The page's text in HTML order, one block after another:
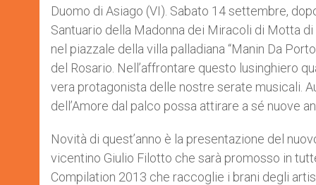
Duomo di Asiago (VI). Sabato 14 settembre,
Santuario della Madonna dei Miracoli di Motta
nel piazzale della villa palladiana “Manin Da
del Rosario. Nell’affrontare questo lusinghiero
vera protagonista delle nostre serate musicali.
dell’Amore dal palco possa attirare a sé nuove
Novità di quest’anno è la presentazione del
vicentino Giulio Filotto che sarà promosso in
Compilation 2013 che raccoglie i brani degli